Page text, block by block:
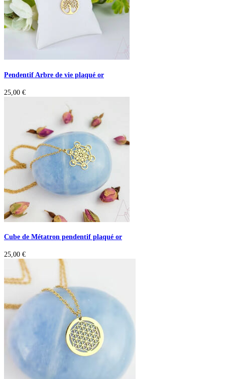
Pendentif Arbre de vie plaqué or
25,00 €
Cube de Métatron pendentif plaqué or
25,00 €